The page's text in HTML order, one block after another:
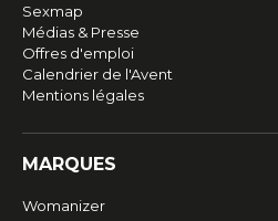
Sexmap
Médias & Presse
Offres d'emploi
Calendrier de l'Avent
Mentions légales
MARQUES
Womanizer